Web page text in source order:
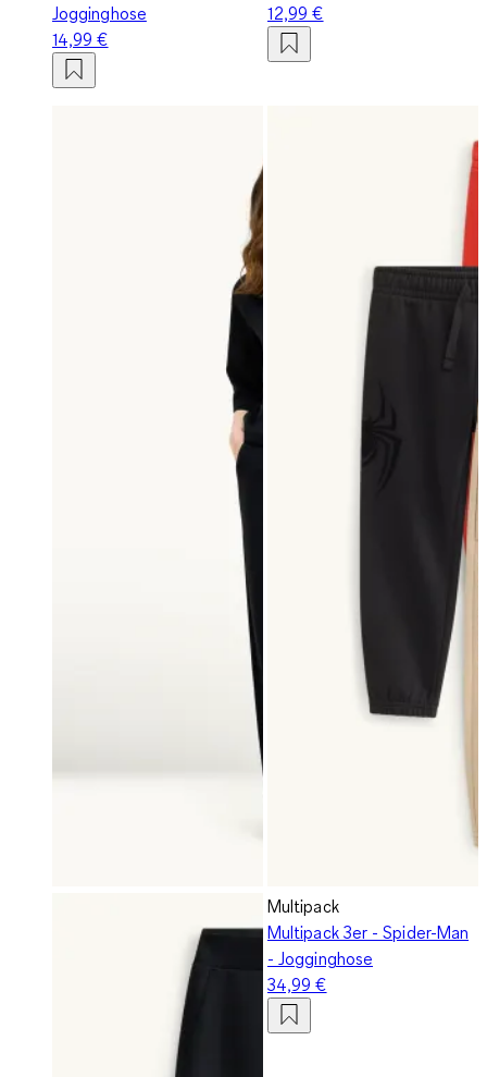
Jogginghose
14,99 €
12,99 €
Multipack
Multipack 3er - Spider-Man
- Jogginghose
34,99 €